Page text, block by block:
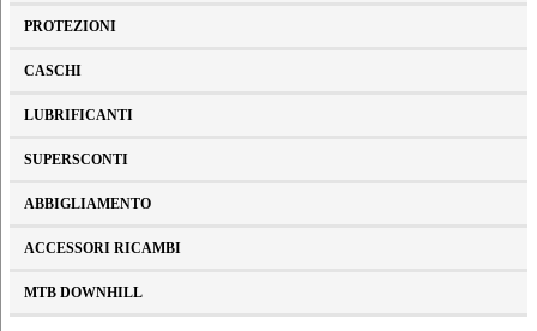
PROTEZIONI
CASCHI
LUBRIFICANTI
SUPERSCONTI
ABBIGLIAMENTO
ACCESSORI RICAMBI
MTB DOWNHILL